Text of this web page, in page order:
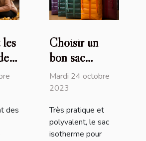
des
Choisir un
bon sac
isotherme :
comment s’y
prendre ?
Mardi 24 octobre
2023
Très pratique et
polyvalent, le sac
isotherme pour